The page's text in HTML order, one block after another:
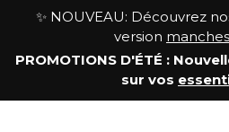
✨ NOUVEAU: Découvrez
version
PROMOTIONS D'ÉTÉ :
sur vos